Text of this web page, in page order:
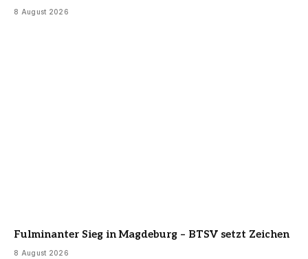
8 August 2026
Fulminanter Sieg in Magdeburg – BTSV setzt Zeichen
8 August 2026